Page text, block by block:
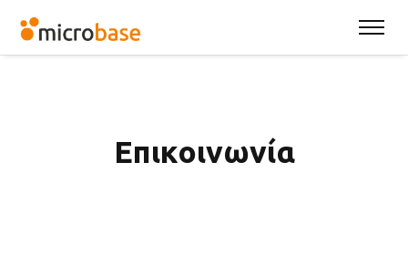
Επικοινωνία